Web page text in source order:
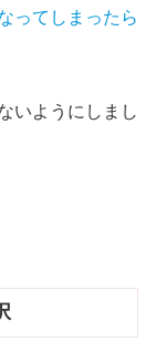
ってしまったら
いようにしまし